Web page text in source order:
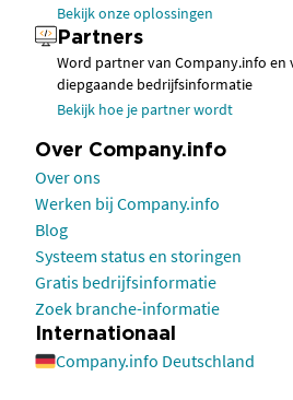
Bekijk onze oplossingen
Partners
Word partner van Company.info en
diepgaande bedrijfsinformatie
Bekijk hoe je partner wordt
Over Company.info
Over ons
Werken bij Company.info
Blog
Systeem status en storingen
Gratis bedrijfsinformatie
Zoek branche-informatie
Internationaal
Company.info Deutschland